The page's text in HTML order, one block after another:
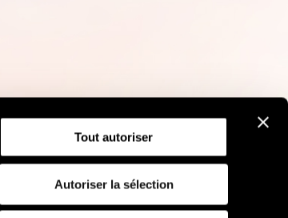
Tout autoriser
Autoriser la sélection
d'utilisation des cookies